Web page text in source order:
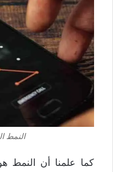
النمط
كما علمنا أن